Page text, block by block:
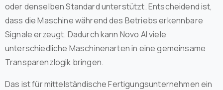
oder denselben Standard unterstützt. Entscheidend ist,
dass die Maschine während des Betriebs erkennbare
Signale erzeugt. Dadurch kann Novo AI viele
unterschiedliche Maschinenarten in eine gemeinsame
Transparenzlogik bringen.
Das ist für mittelständische Fertigungsunternehmen ein